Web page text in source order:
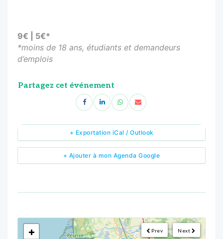
9€ | 5€*
*moins de 18 ans, étudiants et demandeurs
d’emplois
Partagez cet événement
+ Ajouter à mon Agenda Google
+ Exportation iCal / Outlook
Next
Prev
<!---->
+